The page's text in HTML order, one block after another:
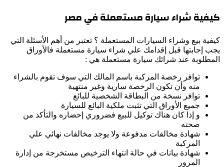
كيفية شراء سيارة مستعملة في مصر
كيفية بيع وشراء السيارات المستعملة ؟ تعتبر من أهم الأسئلة التي
يجب إجابتها قبل إقدامك علي شراء سيارة مستعملة فالأوراق
المطلوبة عند شرائك سيارة مستعملة هي :
توافر رخصة المركبة باسم المالك التي سوف تقوم بالشراء
منه وأن تكون الرخصة سارية وغير منتهية
توافر نسخة من البطاقة الشخصية للبائع
جميع الأوراق التي تثبت ملكية البائع للسيارة
و إذا كان هناك توكيل للبيع فضروري إحضاره والتأكد من
صحته
شهادة مخالفات مدفوعة ولا يوجد مخالفات نهائي علي
المركبة
شهادة بيانات في حالة انتهاء الترخيص مستخرجة من إدارة
المرور